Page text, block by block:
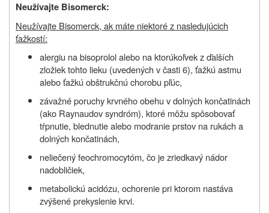
Neužívajte Bisomerck:
Neužívajte Bisomerck, ak máte niektoré z nasledujúcich
ťažkostí:
alergiu na bisoprolol alebo na ktorúkoľvek z ďalších
zložiek tohto lieku (uvedených v časti 6), ťažkú astmu
alebo ťažkú obštrukčnú chorobu pľúc,
závažné poruchy krvného obehu v dolných končatinách
(ako Raynaudov syndróm), ktoré môžu spôsobovať
tŕpnutie, blednutie alebo modranie prstov na rukách a
dolných končatinách,
neliečený feochromocytóm, čo je zriedkavý nádor
nadobličiek,
metabolickú acidózu, ochorenie pri ktorom nastáva
zvýšené prekyslenie krvi.